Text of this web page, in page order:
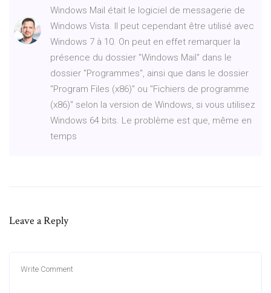
Windows Mail était le logiciel de messagerie de
Windows Vista. Il peut cependant être utilisé avec
Windows 7 à 10. On peut en effet remarquer la
présence du dossier "Windows Mail" dans le
dossier "Programmes", ainsi que dans le dossier
"Program Files (x86)" ou "Fichiers de programme
(x86)" selon la version de Windows, si vous utilisez
Windows 64 bits. Le problème est que, même en
temps
Leave a Reply